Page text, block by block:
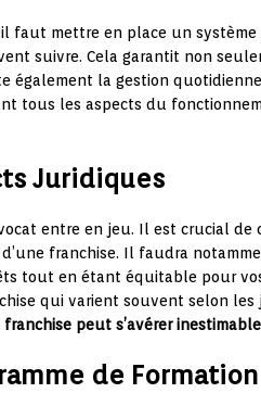
faut mettre en place un
suivre. Cela garantit non
également la gestion
tous les aspects du
Juridiques
entre en jeu. Il est crucial de
franchise. Il faudra
tout en étant équitable pour
qui varient souvent selon les
peut s’avérer inestimable
de